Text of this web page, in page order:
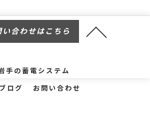
い合わせはこちら
手の蓄電システム
ブログ
お問い合わせ